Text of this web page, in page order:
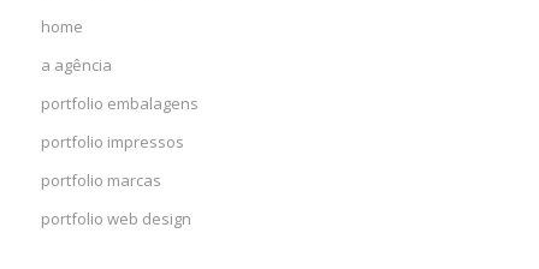
home
a agência
portfolio embalagens
portfolio impressos
portfolio marcas
portfolio web design